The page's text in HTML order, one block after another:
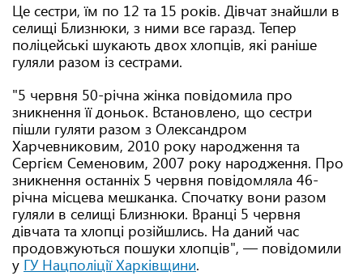
Це сестри, їм по 12 та 15 років. Дівчат знайшли в
селищі Близнюки, з ними все гаразд. Тепер
поліцейські шукають двох хлопців, які раніше
гуляли разом із сестрами.
"5 червня 50-річна жінка повідомила про
зникнення її доньок. Встановлено, що сестри
пішли гуляти разом з Олександром
Харчевниковим, 2010 року народження та
Сергієм Семеновим, 2007 року народження. Про
зникнення останніх 5 червня повідомляла 46-
річна місцева мешканка. Спочатку вони разом
гуляли в селищі Близнюки. Вранці 5 червня
дівчата та хлопці розійшлись. На даний час
продовжуються пошуки хлопців", — повідомили
у ГУ Нацполіції Харківщини.